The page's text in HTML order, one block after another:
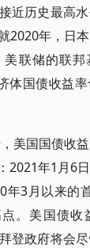
近历史最高
2020年，日
联储的联
体国债收益
美国国债收
2021年1月6
年3月以来的
。美国债收
登政府将会